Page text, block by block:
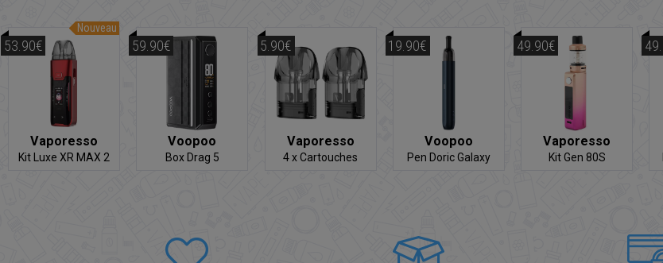
Nouveau
Vaporesso
Kit Luxe XR MAX 2
53.90€
Voopoo
Box Drag 5
59.90€
Vaporesso
4 x Cartouches
5.90€
Voopoo
Pen Doric Galaxy
19.90€
Vaporesso
Kit Gen 80S
49.90€